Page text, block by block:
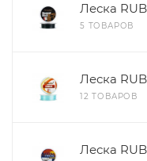
Леска
5 ТОВАРОВ
Леска
12 ТОВАРОВ
Леска